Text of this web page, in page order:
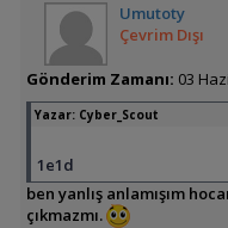
Umutoty
Çevrim Dışı
Gönderim Zamanı: 03
Yazar: Cyber_Scout
1e1d
ben yanlış anlamışım
çıkmazmı.